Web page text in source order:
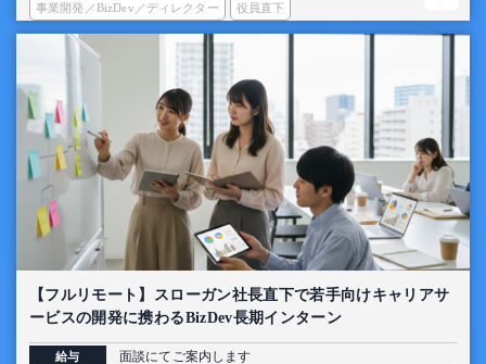
事業開発／BizDev／ディレクター 役員直下
【フルリモート】スローガン社長直下で若手向けキャリアサ
ービスの開発に携わるBizDev長期インターン
給与 面談にてご案内します